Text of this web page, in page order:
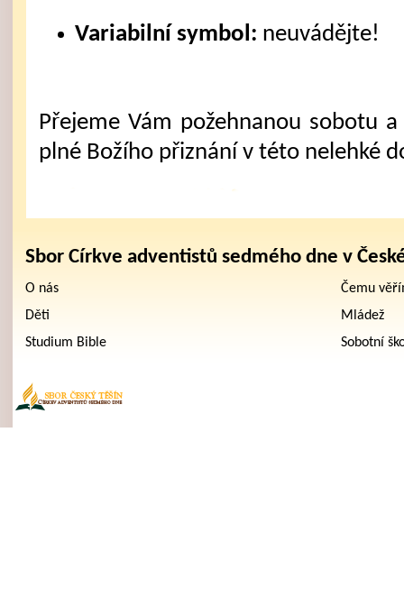
Variabilní symbol: neuvádějte!
Přejeme Vám požehnanou sobotu
plné Božího přiznání v této nelehké
Sbor Církve adventistů sedmého dne v
O nás
Čemu
Děti
Mládež
Studium Bible
Sobotní